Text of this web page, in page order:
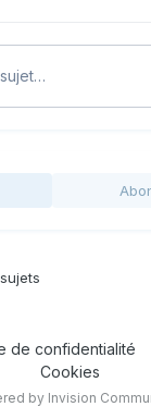
de confidentialité
Cookies
by Invision